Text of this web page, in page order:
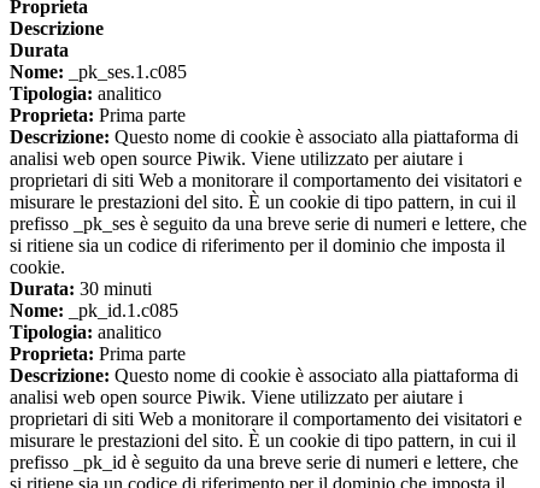
Proprieta
Descrizione
Durata
Nome: _pk_ses.1.c085
Tipologia: analitico
Proprieta: Prima parte
Descrizione: Questo nome di cookie è associato alla piattaforma di
analisi web open source Piwik. Viene utilizzato per aiutare i
proprietari di siti Web a monitorare il comportamento dei visitatori e
misurare le prestazioni del sito. È un cookie di tipo pattern, in cui il
prefisso _pk_ses è seguito da una breve serie di numeri e lettere, che
si ritiene sia un codice di riferimento per il dominio che imposta il
cookie.
Durata: 30 minuti
Nome: _pk_id.1.c085
Tipologia: analitico
Proprieta: Prima parte
Descrizione: Questo nome di cookie è associato alla piattaforma di
analisi web open source Piwik. Viene utilizzato per aiutare i
proprietari di siti Web a monitorare il comportamento dei visitatori e
misurare le prestazioni del sito. È un cookie di tipo pattern, in cui il
prefisso _pk_id è seguito da una breve serie di numeri e lettere, che
si ritiene sia un codice di riferimento per il dominio che imposta il